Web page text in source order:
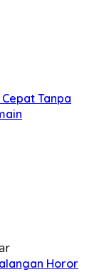
Tanpa
Horor